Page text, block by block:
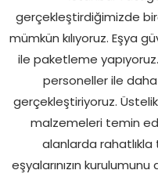
gerçekleştirdiğimizde
mümkün kılıyoruz. Eşya
ile paketleme
personeller ile daha
gerçekleştiriyoruz.
malzemeleri temin
alanlarda rahatlıkla
eşyalarınızın